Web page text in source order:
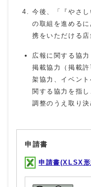
今後、「『やさ
の取組を進める
携をいただける店
広報に関する協
掲載協力（掲載
架協力、イベン
関する協力を指
調整のうえ取り決
申請書
申請書(XLSX